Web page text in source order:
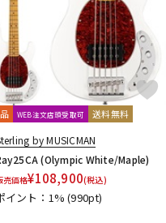
WEB注文店頭受取可 送料無料
by MUSICMAN
(Olympic White/Maple)
売価格¥108,900(税込)
イント：1%(990pt)